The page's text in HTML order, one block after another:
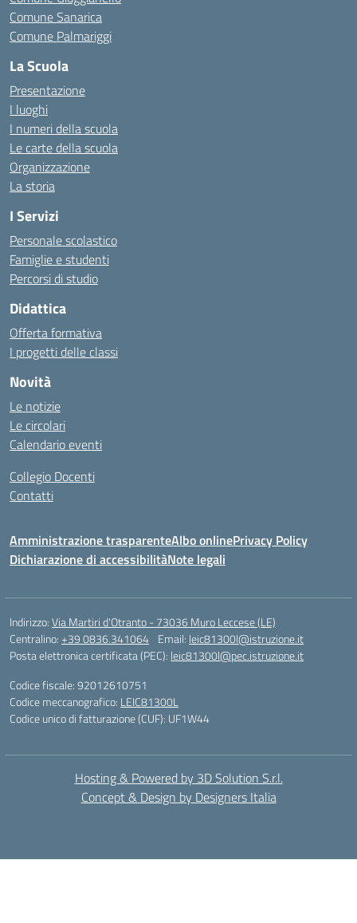
Comune Sanarica
Comune Palmariggi
La Scuola
Presentazione
I luoghi
I numeri della scuola
Le carte della scuola
Organizzazione
La storia
I Servizi
Personale scolastico
Famiglie e studenti
Percorsi di studio
Didattica
Offerta formativa
I progetti delle classi
Novità
Le notizie
Le circolari
Calendario eventi
Collegio Docenti
Contatti
Amministrazione trasparenteAlbo onlinePrivacy Policy
Dichiarazione di accessibilitàNote legali
Indirizzo:Via Martiri d'Otranto - 73036 Muro Leccese (LE)
Centralino:+39 0836.341064 Email: leic81300l@istruzione.it
Posta elettronica certificata (PEC): leic81300l@pec.istruzione.it
Codice fiscale: 92012610751
Codice meccanografico: LEIC81300L
Codice unico di fatturazione (CUF): UF1W44
Hosting & Powered by 3D Solution S.r.l.
Concept & Design by Designers Italia